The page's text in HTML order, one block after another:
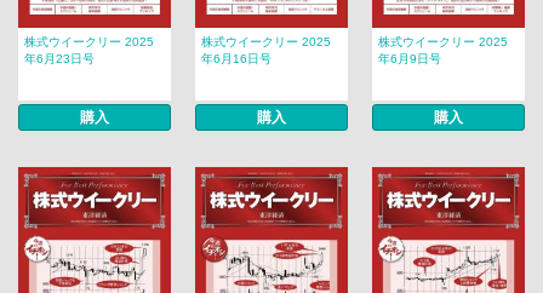
株式ウイークリー 2025
年6月23日号
購入
株式ウイークリー 2025
年6月16日号
購入
株式ウイークリー 2025
年6月9日号
購入